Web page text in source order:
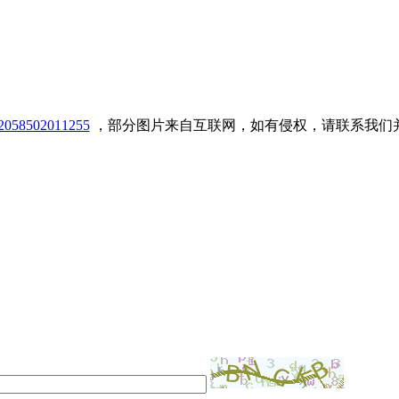
，部分图片来自互联网，如有侵权，请联系我们